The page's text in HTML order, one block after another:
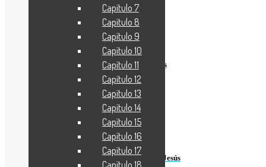
La Iglesia actuando en la Justicia de Dios
Más recientes
Justicia: la evidencia de vivir en Cristo Jesús
Capítulo 7
Capítulo 8
Capítulo 9
Capítulo 10
Capítulo 11
Capítulo 12
Capítulo 13
Capítulo 14
Capítulo 15
Capítulo 16
Capítulo 17
Capítulo 18